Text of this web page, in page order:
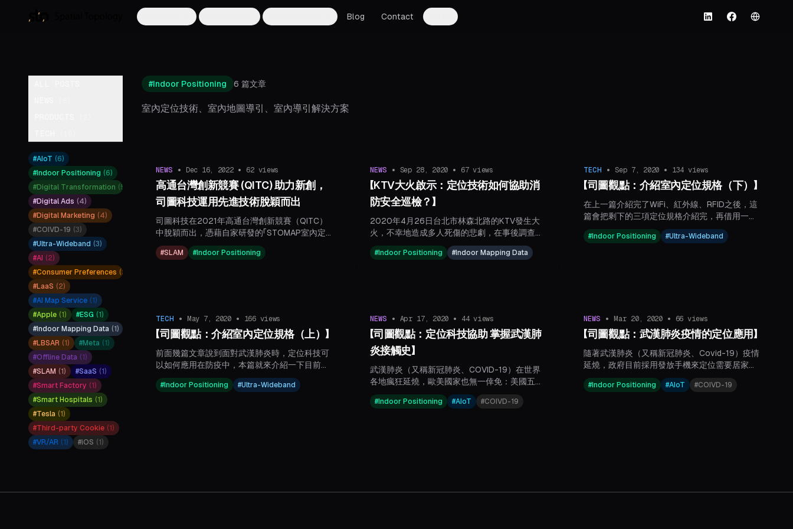
Blog Contact
LinkedInFacebook
English
#AIoT (6)
# Indoor Positioning (6)
#Digital Transformation (5
#Digital Ads (4)
#Digital Marketing (4)
#COIVD-19 (3)
#Ultra-Wideband (3)
#AI (2)
#Consumer Preferences (2
#LaaS (2)
#AI Map Service (1 )
#Apple (1 ) #ESG (1 )
# Indoor Mapping Data (1 )
#LBSAR (1 ) #Meta (1 )
#Offline Data (1 )
#SLAM (1 ) #SaaS (1 )
#Smart Factory (1 )
#Smart Hospitals (1 )
#Tesla (1 )
#Third-party Cookie (1 )
#VR/AR (1 ) #iOS (1 )
#Indoor Positioning 6 篇文章
室內定位技術、室內地圖導引、室內導引解決方案
NEWS • Dec 16, 2022 • 62views
高通台灣創新競賽 (QITC) 助力新創，
司圖科技運用先進技術脫穎而出
司圖科技在2021年高通台灣創新競賽（QITC）
中脫穎而出，憑藉自家研發的「STOMAP室內定
位系統」進入前十強。該系統結合SLAM技術與高
通TurboX T55 5G模組，不僅實現高效3D重建
#SLAM # Indoor Positioning
NEWS • Sep 28, 2020 • 67views
【KTV大火啟示：定位技術如何協助消
防安全巡檢？】
2020年4月26日台北市林森北路的KTV發生大
火，不幸地造成多人死傷的悲劇，在事後調查發
現消防設備遭遇火警時毫無反應，既沒能警示民
眾，亦沒有阻止火勢蔓延，目前歸因於裝潢施工
#Indoor Positioning #Indoor Mapping Data
TECH • Sep 7, 2020 • 134 views
【司圖觀點：介紹室內定位規格（下）】
在上一篇介紹完了WiFi、紅外線、RFID之後，這
篇會把剩下的三項定位規格介紹完，再借用一下
網路上的表格：
# Indoor Positioning #Ultra-Wideband
TECH • May 7, 2020 • 166views
【司圖觀點：介紹室內定位規格（上）】
前面幾篇文章說到面對武漢肺炎時，定位科技可
以如何應用在防疫中，本篇就來介紹一下目前市
面上的室內定位規格有哪些？
# Indoor Positioning #Ultra-Wideband
NEWS • Apr 17, 2020 • 44views
【司圖觀點：定位科技協助 掌握武漢肺
炎接觸史】
武漢肺炎（又稱新冠肺炎、COVID-19）在世界
各地瘋狂延燒，歐美國家也無一倖免：美國五十
州全數淪陷、加拿大總理夫人確診、義大利甚至
成為了死亡案例第二多的國家。由於肺炎的傳染
#Indoor Positioning #AIoT #COIVD-19
NEWS • Mar 20, 2020 • 66 views
【司圖觀點：武漢肺炎疫情的定位應用】
隨著武漢肺炎（又稱新冠肺炎、Covid-19）疫情
延燒，政府目前採用發放手機來定位需要居家隔
離的民眾，而手機遇到的問題除了定位精準與否
外，如何避免民眾把手機留在家就擅自出門？如
# Indoor Positioning #AIoT #COIVD-19